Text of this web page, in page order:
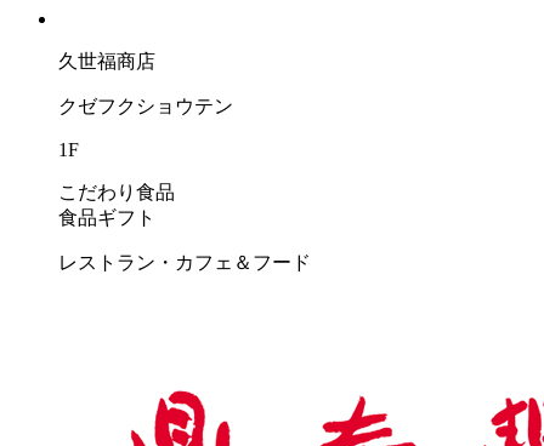
久世福商店
クゼフクショウテン
1F
こだわり食品
食品ギフト
レストラン・カフェ＆フード